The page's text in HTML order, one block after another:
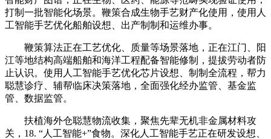
打制一批智能化场景。鞭策合成生物手艺财产化使用，使用人
工智能手艺优化船舶设想、出产制制和运维办事。
鞭策算法正在工艺优化、质量等场景落地，正在江门、阳
江等地结构高端船舶和海洋工程配备智能修制，提拔劳动者防
止认识。使用人工智能手艺优化芯片设想、制制全流程，帮力
聪慧诊疗、辅帮临床决策落地，全面强化经办监管、基金监
管、数据监管。
扶植海外仓聪慧物流收集，聚焦先辈无机非金属材料攻
关，18. “人工智能+”食物。深化人工智能手艺正在研发设想、